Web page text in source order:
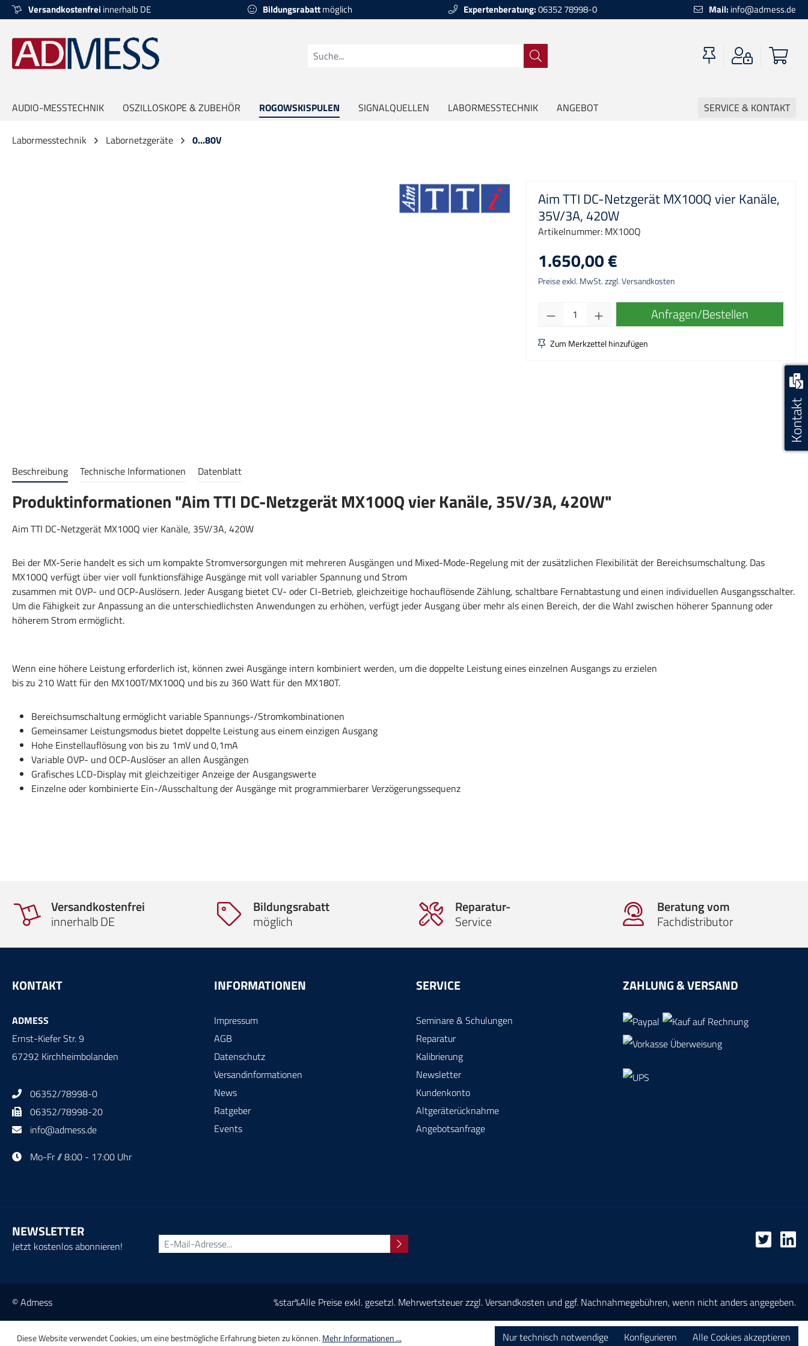
Zur Hauptnavigation springen
Kontakt
Versandkostenfrei innerhalb DE Bildungsrabattmöglich Expertenberatung:06352 78998-0 Mail: info@admess.de
AUDIO-MESSTECHNIK OSZILLOSKOPE & ZUBEHÖR ROGOWSKISPULEN SIGNALQUELLEN LABORMESSTECHNIK ANGEBOT SERVICE & KONTAKT
Labormesstechnik Labornetzgeräte 0...80V
Aim TTI DC-Netzgerät MX100Q vier Kanäle,
35V/3A, 420W
Artikelnummer: MX100Q
1.650,00 €
Preise exkl. MwSt. zzgl. Versandkosten
Produkt Anzahl: Gib den gewünschten
Anfragen/Bestellen
Zum Merkzettel hinzufügen
Beschreibung Technische Informationen Datenblatt
Produktinformationen "Aim TTI DC-Netzgerät MX100Q vier Kanäle, 35V/3A, 420W"
Aim TTI DC-Netzgerät MX100Q vier Kanäle, 35V/3A, 420W
Bei der MX-Serie handelt es sich um kompakte Stromversorgungen mit mehreren Ausgängen und Mixed-Mode-Regelung mit der zusätzlichen Flexibilität der Bereichsumschaltung. Das
MX100Q verfügt über vier voll funktionsfähige Ausgänge mit voll variabler Spannung und Strom
zusammen mit OVP- und OCP-Auslösern. Jeder Ausgang bietet CV- oder CI-Betrieb, gleichzeitige hochauflösende Zählung, schaltbare Fernabtastung und einen individuellen Ausgangsschalter.
Um die Fähigkeit zur Anpassung an die unterschiedlichsten Anwendungen zu erhöhen, verfügt jeder Ausgang über mehr als einen Bereich, der die Wahl zwischen höherer Spannung oder
höherem Strom ermöglicht.
Wenn eine höhere Leistung erforderlich ist, können zwei Ausgänge intern kombiniert werden, um die doppelte Leistung eines einzelnen Ausgangs zu erzielen
bis zu 210 Watt für den MX100T/MX100Q und bis zu 360 Watt für den MX180T.
Bereichsumschaltung ermöglicht variable Spannungs-/Stromkombinationen
Gemeinsamer Leistungsmodus bietet doppelte Leistung aus einem einzigen Ausgang
Hohe Einstellauflösung von bis zu 1mV und 0,1mA
Variable OVP- und OCP-Auslöser an allen Ausgängen
Grafisches LCD-Display mit gleichzeitiger Anzeige der Ausgangswerte
Einzelne oder kombinierte Ein-/Ausschaltung der Ausgänge mit programmierbarer Verzögerungssequenz
Versandkostenfrei
innerhalb DE
Bildungsrabatt
möglich
Reparatur-
Service
Beratung vom
Fachdistributor
KONTAKT
ADMESS
Ernst-Kiefer Str. 9
67292 Kirchheimbolanden
06352/78998-0
06352/78998-20
info@admess.de
Mo-Fr // 8:00 - 17:00 Uhr
INFORMATIONEN
Impressum
AGB
Datenschutz
Versandinformationen
News
Ratgeber
Events
SERVICE
Seminare & Schulungen
Reparatur
Kalibrierung
Newsletter
Kundenkonto
Altgeräterücknahme
Angebotsanfrage
ZAHLUNG & VERSAND
NEWSLETTER
Jetzt kostenlos abonnieren!
%star%Alle Preise exkl. gesetzl. Mehrwertsteuer zzgl.Versandkosten und ggf. Nachnahmegebühren, wenn nicht anders angegeben.
© Admess
Diese Website verwendet Cookies, um eine bestmögliche Erfahrung bieten zu können. Mehr Informationen ... Nur technisch notwendige Konfigurieren Alle Cookies akzeptieren